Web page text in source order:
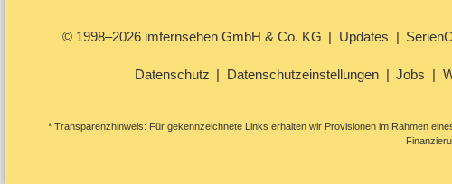
© 1998–2026 imfernsehen GmbH & Co. KG Updates
Datenschutz Datenschutzeinstellungen Jobs
* Transparenzhinweis: Für gekennzeichnete Links erhalten wir Provisionen im Rahmen